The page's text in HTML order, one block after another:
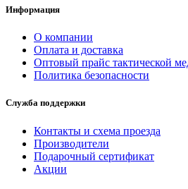
Информация
О компании
Оплата и доставка
Оптовый прайс тактической
Политика безопасности
Служба поддержки
Контакты и схема проезда
Производители
Подарочный сертификат
Акции